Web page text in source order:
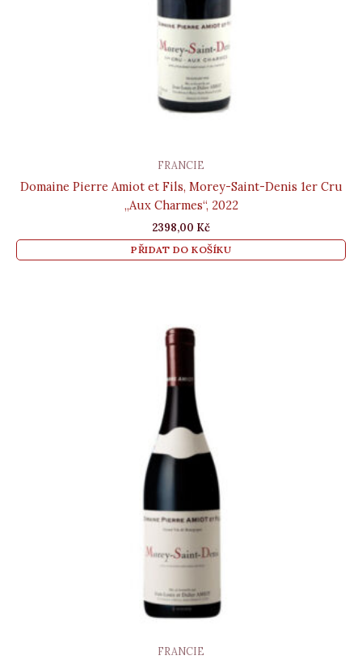
FRANCIE
Domaine Pierre Amiot et Fils, Morey-Saint-Denis 1er Cru
„Aux Charmes“, 2022
2398,00 Kč
PŘIDAT DO KOŠÍKU
FRANCIE